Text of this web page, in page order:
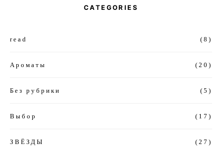
CATEGORIES
read (8)
Ароматы (20)
Без рубрики (5)
Выбор (17)
ЗВЁЗДЫ (27)